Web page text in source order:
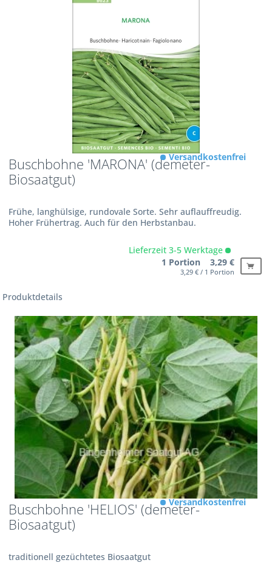
Buschbohne 'MARONA' (demeter-
Biosaatgut)
Frühe, langhülsige, rundovale Sorte. Sehr auflauffreudig.
Hoher Frühertrag. Auch für den Herbstanbau.
Versandkostenfrei
Lieferzeit 3-5 Werktage
1 Portion 3,29 €
3,29 € / 1 Portion
Produktdetails
Buschbohne 'HELIOS' (demeter-
Biosaatgut)
traditionell gezüchtetes Biosaatgut
Versandkostenfrei